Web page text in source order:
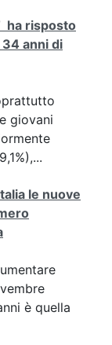
ha risposto
anni di
giovani
le nuove
è quella